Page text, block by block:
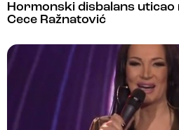
Hormonski disbalans uticao
Cece Ražnatović